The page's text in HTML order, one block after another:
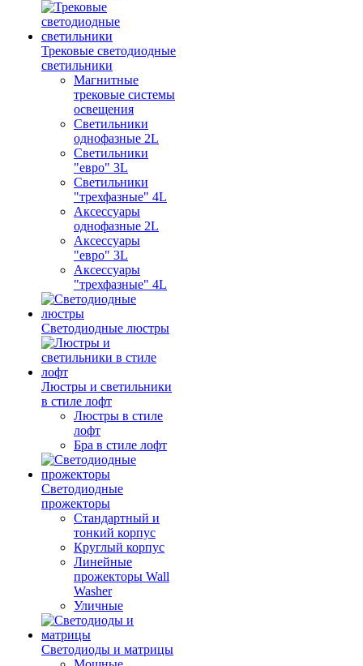
Трековые светодиодные
светильники
Магнитные
трековые системы
освещения
Светильники
однофазные 2L
Светильники
"евро" 3L
Светильники
"трехфазные" 4L
Аксессуары
однофазные 2L
Аксессуары
"евро" 3L
Аксессуары
"трехфазные" 4L
Светодиодные люстры
Люстры и светильники
в стиле лофт
Люстры в стиле
лофт
Бра в стиле лофт
Светодиодные
прожекторы
Стандартный и
тонкий корпус
Круглый корпус
Линейные
прожекторы Wall
Washer
Уличные
Светодиоды и матрицы